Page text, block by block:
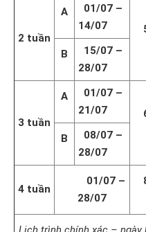
2 tuần
A
01/07 –
14/07
B
15/07 –
28/07
3 tuần
A
01/07 –
21/07
B
08/07 –
28/07
4 tuần
01/07 –
28/07